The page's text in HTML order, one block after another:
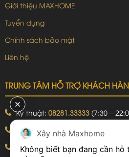
Giới thiệu MAXHOME
Tuyển dụng
Chính sách bảo mật
Liên hệ
TRUNG TÂM HỖ TRỢ KHÁCH
Kỹ thuật: 08281.33333 (7:30 –
Khiếu nại: 09240.99999 (7:30 –
Bảo hành:09240.99999(8:00 –
Xây nhà Maxhome
Không biết bạn đang cần hỗ